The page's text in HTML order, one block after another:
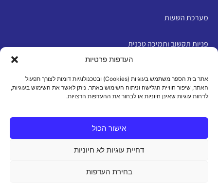
העדפות פרטיות
אתר בית הספר משתמש בעוגיות (Cookies) ובטכנולוגיות דומות לצורך תפעול
האתר, שיפור חוויית הגלישה וניתוח השימוש באתר. ניתן לאשר את השימוש בעוגיות,
לדחות עוגיות שאינן חיוניות או לבחור את ההעדפות הרצויות.
אישור הכול
דחיית עוגיות לא חיוניות
בחירת העדפות
מערכת השעות
פניות תקשוב ותמיכה טכנית
מדיניות פרטיות|תנאי שימוש|הצהרת נגישות|מדיניות
עוגיות